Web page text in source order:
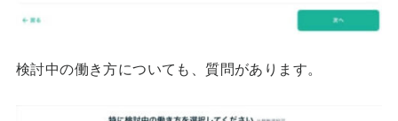
検討中の働き方についても、質問があります。